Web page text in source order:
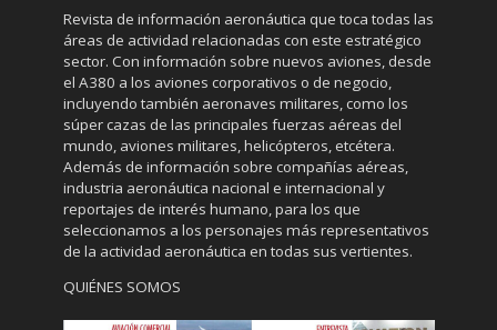
Revista de información aeronáutica que toca todas las
áreas de actividad relacionadas con este estratégico
sector. Con información sobre nuevos aviones, desde
el A380 a los aviones corporativos o de negocio,
incluyendo también aeronaves militares, como los
súper cazas de las principales fuerzas aéreas del
mundo, aviones militares, helicópteros, etcétera.
Además de información sobre compañías aéreas,
industria aeronáutica nacional e internacional y
reportajes de interés humano, para los que
seleccionamos a los personajes más representativos
de la actividad aeronáutica en todas sus vertientes.
QUIÉNES SOMOS